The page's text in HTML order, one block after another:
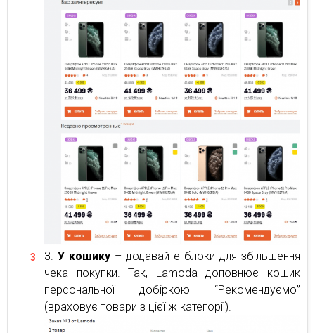
У кошику – додавайте блоки для збільшення
чека покупки. Так, Lamoda доповнює кошик
персональної добіркою “Рекомендуємо”
(враховує товари з цієї ж категорії).